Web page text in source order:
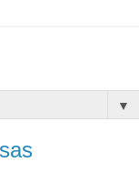
▼